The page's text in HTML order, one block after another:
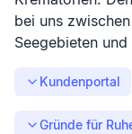
bei uns
Seegebieten
Kundenportal
Gründe für